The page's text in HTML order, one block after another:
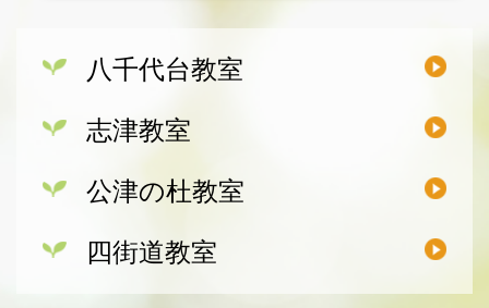
八千代台教室
志津教室
公津の杜教室
四街道教室